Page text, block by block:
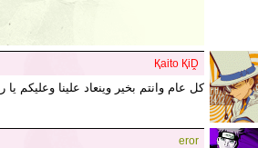
Қaito ҚiḒ
كل عام وانتم بخير وينعاد علينا وعليكم
eror